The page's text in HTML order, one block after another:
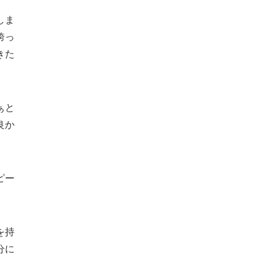
ま
っ
た
と
か
ー
持
に